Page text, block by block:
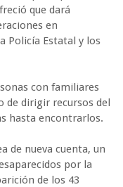
que dará
en
Policía Estatal y los
con familiares
de dirigir recursos del
hasta encontrarlos.
de nueva cuenta, un
por la
de los 43